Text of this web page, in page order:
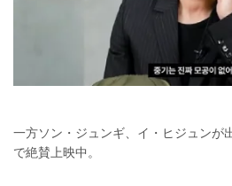
一方ソン・ジュンギ、イ・ヒジュンが
で絶賛上映中。